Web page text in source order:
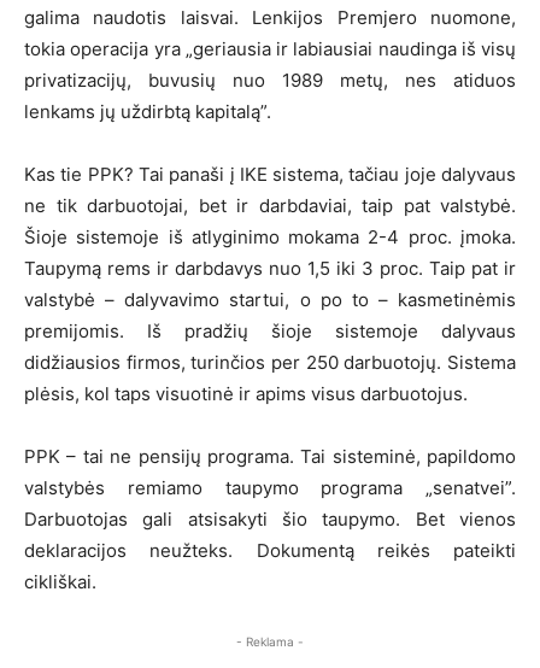
galima naudotis laisvai. Lenkijos Premjero nuomone,
tokia operacija yra „geriausia ir labiausiai naudinga iš visų
privatizacijų, buvusių nuo 1989 metų, nes atiduos
lenkams jų uždirbtą kapitalą”.
Kas tie PPK? Tai panaši į IKE sistema, tačiau joje dalyvaus
ne tik darbuotojai, bet ir darbdaviai, taip pat valstybė.
Šioje sistemoje iš atlyginimo mokama 2-4 proc. įmoka.
Taupymą rems ir darbdavys nuo 1,5 iki 3 proc. Taip pat ir
valstybė – dalyvavimo startui, o po to – kasmetinėmis
premijomis. Iš pradžių šioje sistemoje dalyvaus
didžiausios firmos, turinčios per 250 darbuotojų. Sistema
plėsis, kol taps visuotinė ir apims visus darbuotojus.
PPK – tai ne pensijų programa. Tai sisteminė, papildomo
valstybės remiamo taupymo programa „senatvei”.
Darbuotojas gali atsisakyti šio taupymo. Bet vienos
deklaracijos neužteks. Dokumentą reikės pateikti
cikliškai.
- Reklama -